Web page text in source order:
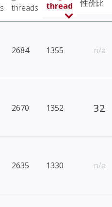
threads
thread
性价比
2684 1355 n/a
2670 1352 32
2635 1330 n/a